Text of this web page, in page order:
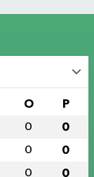
O P
0 0
0 0
0 0